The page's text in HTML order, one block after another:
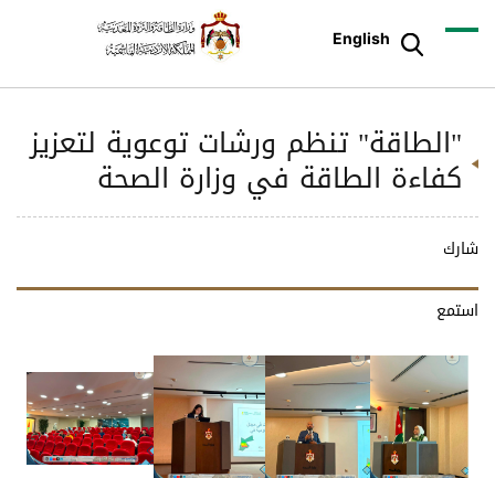
English
"الطاقة" تنظم ورشات توعوية لتعزيز
كفاءة الطاقة في وزارة الصحة
شارك
استمع